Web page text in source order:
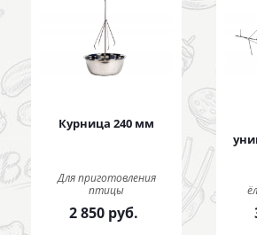
Курница 240 мм
Для приготовления
птицы
2 850руб.